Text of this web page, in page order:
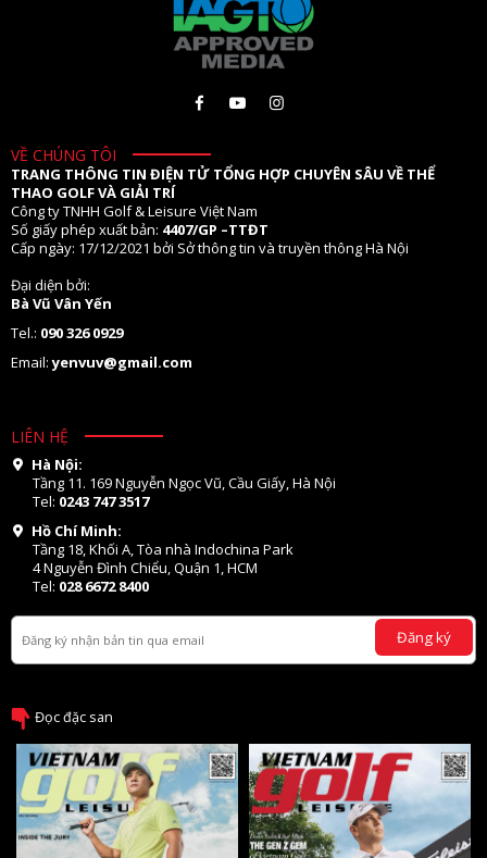
VỀ CHÚNG TÔI
TRANG THÔNG TIN ĐIỆN TỬ TỔNG HỢP CHUYÊN SÂU VỀ THỂ
THAO GOLF VÀ GIẢI TRÍ
Công ty TNHH Golf & Leisure Việt Nam
Số giấy phép xuất bản: 4407/GP –TTĐT
Cấp ngày: 17/12/2021 bởi Sở thông tin và truyền thông Hà Nội
Đại diện bởi:
Bà Vũ Vân Yến
Tel.: 090 326 0929
Email:yenvuv@gmail.com
LIÊN HỆ
Hà Nội:
Tầng 11. 169 Nguyễn Ngọc Vũ, Cầu Giấy, Hà Nội
Tel: 0243 747 3517
Hồ Chí Minh:
Tầng 18, Khối A, Tòa nhà Indochina Park
4 Nguyễn Đình Chiểu, Quận 1, HCM
Tel: 028 6672 8400
Đăng ký
Đọc đặc san